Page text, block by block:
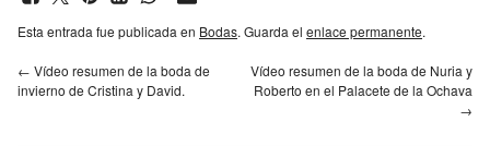
Esta entrada fue publicada en Bodas. Guarda el enlace permanente.
← Vídeo resumen de la boda de
invierno de Cristina y David.
Vídeo resumen de la boda de Nuria y
Roberto en el Palacete de la Ochava
→